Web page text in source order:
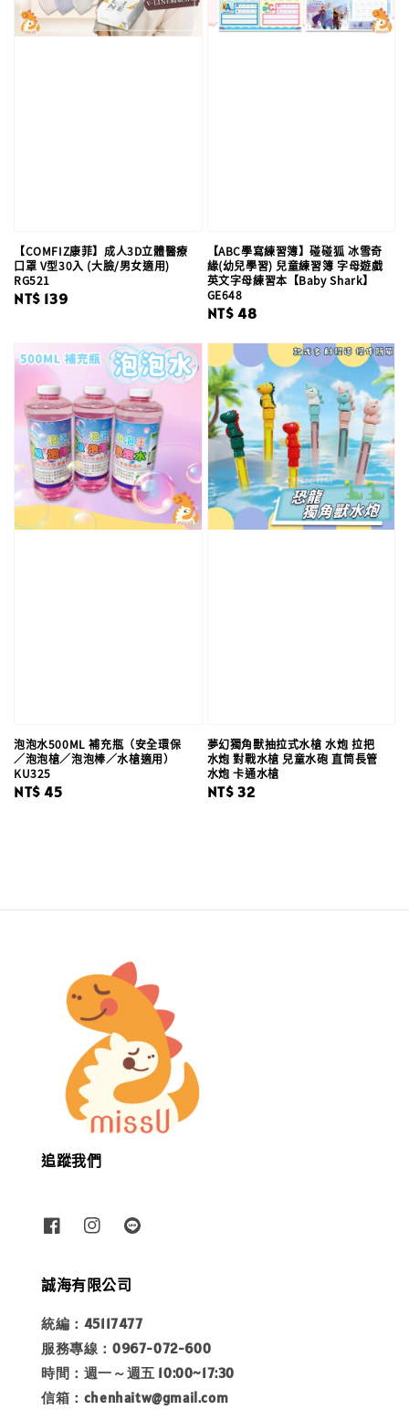
【COMFIZ康菲】成人3D立體醫療
口罩 V型30入 (大臉/男女適用)
RG521
Regular
NT$ 139
【ABC學寫練習簿】碰碰狐 冰雪奇
緣(幼兒學習) 兒童練習簿 字母遊戲
英文字母練習本【Baby Shark】
GE648
Regular
NT$ 48
泡泡水500ML 補充瓶（安全環保
／泡泡槍／泡泡棒／水槍適用）
KU325
Regular
NT$ 45
夢幻獨角獸抽拉式水槍 水炮 拉把
水炮 對戰水槍 兒童水砲 直筒長管
水炮 卡通水槍
Regular
NT$ 32
追蹤我們
誠海有限公司
統編：45117477
服務專線：0967-072-600
時間：週一～週五 10:00~17:30
信箱：chenhaitw@gmail.com